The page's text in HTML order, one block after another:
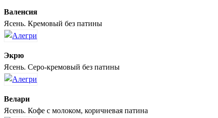
Валенсия
Ясень. Кремовый без патины
Экрю
Ясень. Серо-кремовый без патины
Велари
Ясень. Кофе с молоком, коричневая патина